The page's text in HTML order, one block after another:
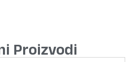
Proizvodi